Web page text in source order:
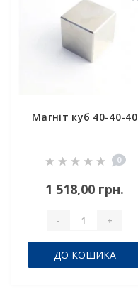
Магніт куб 40-40-40
0
1 518,00 грн.
- +
ДО КОШИКА